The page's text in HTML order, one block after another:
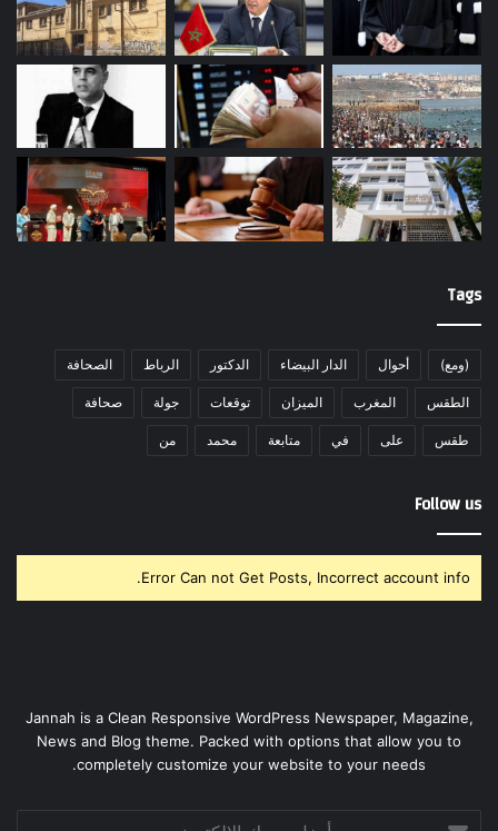
Tags
(ومع) أحوال الدار البيضاء الدكتور الرباط الصحافة
الطقس المغرب الميزان توقعات جولة صحافة
طقس على في متابعة محمد من
Follow us
Error Can not Get Posts, Incorrect account info.
Jannah is a Clean Responsive WordPress Newspaper, Magazine,
News and Blog theme. Packed with options that allow you to
completely customize your website to your needs.